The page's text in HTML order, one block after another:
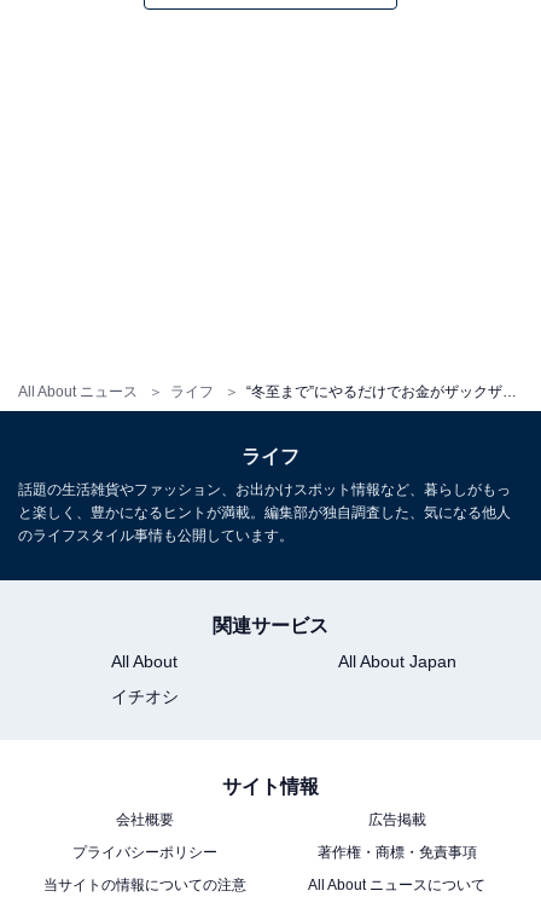
All About ニュース ライフ
ライフ
話題の生活雑貨やファッション、お出かけスポット情報など、暮らしがもっ
と楽しく、豊かになるヒントが満載。編集部が独自調査した、気になる他人
のライフスタイル事情も公開しています。
関連サービス
All About
All About Japan
イチオシ
サイト情報
会社概要
広告掲載
プライバシーポリシー
著作権・商標・免責事項
当サイトの情報についての注意
All About ニュースについて